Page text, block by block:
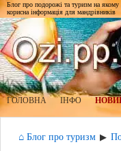
Блог про подорожі та туризм на якому
корисна інформація для мандрівників
ГОЛОВНА ІНФО
⌂ Блог про туризм ▶